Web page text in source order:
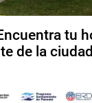
tu
de la